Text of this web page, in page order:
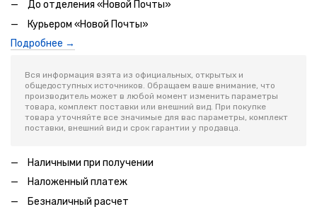
До отделения «Новой Почты»
Курьером «Новой Почты»
Подробнее →
Вся информация взята из официальных, открытых и
общедоступных источников. Обращаем ваше внимание, что
производитель может в любой момент изменить параметры
товара, комплект поставки или внешний вид. При покупке
товара уточняйте все значимые для вас параметры, комплект
поставки, внешний вид и срок гарантии у продавца.
Наличными при получении
Наложенный платеж
Безналичный расчет